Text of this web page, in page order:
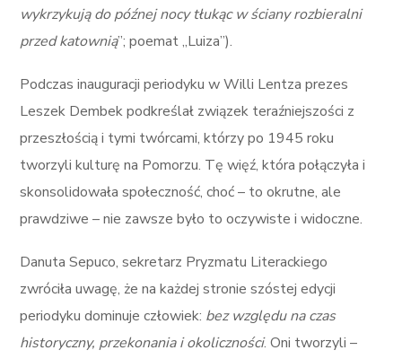
wykrzykują do późnej nocy tłukąc w ściany rozbieralni
przed katownią”; poemat „Luiza”).
Podczas inauguracji periodyku w Willi Lentza prezes
Leszek Dembek podkreślał związek teraźniejszości z
przeszłością i tymi twórcami, którzy po 1945 roku
tworzyli kulturę na Pomorzu. Tę więź, która połączyła i
skonsolidowała społeczność, choć – to okrutne, ale
prawdziwe – nie zawsze było to oczywiste i widoczne.
Danuta Sepuco, sekretarz Pryzmatu Literackiego
zwróciła uwagę, że na każdej stronie szóstej edycji
periodyku dominuje człowiek: bez względu na czas
historyczny, przekonania i okoliczności. Oni tworzyli –